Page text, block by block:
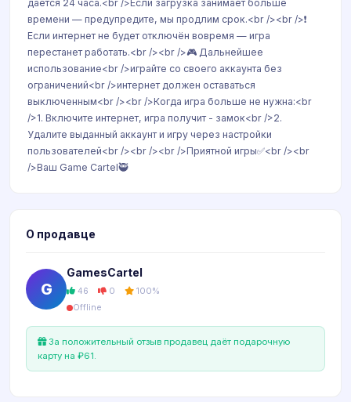
даётся 24 часа.<br />Если загрузка занимает больше
времени — предупредите, мы продлим срок.<br /><br />❗
Если интернет не будет отключён вовремя — игра
перестанет работать.<br /><br />🎮 Дальнейшее
использование<br />играйте со своего аккаунта без
ограничений<br />интернет должен оставаться
выключенным<br /><br />Когда игра больше не нужна:<br
/>1. Включите интернет, игра получит - замок<br />2.
Удалите выданный аккаунт и игру через настройки
пользователей<br /><br /><br />Приятной игры✅<br /><br
/>Ваш Game Cartel🥷
О продавце
G
GamesCartel
46 0 100%
Offline
За положительный отзыв продавец даёт подарочную
карту на ₽61.